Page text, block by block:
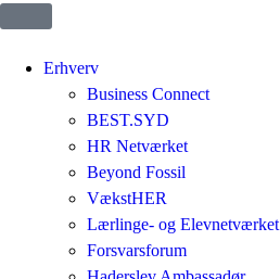
Erhverv
Business Connect
BEST.SYD
HR Netværket
Beyond Fossil
VækstHER
Lærlinge- og Elevnetværket
Forsvarsforum